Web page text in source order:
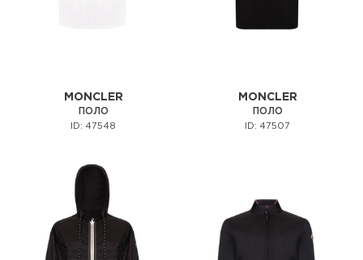
MONCLER
ПОЛО
ID: 47548
MONCLER
ПОЛО
ID: 47507